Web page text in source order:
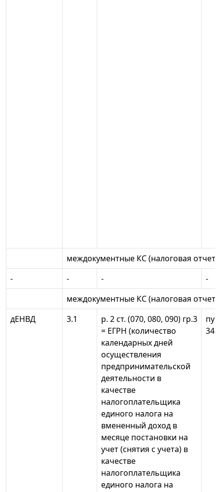
междокументные КС (налоговая
-
- -
-
междокументные КС (налоговая
дЕНВД
3.1
р. 2 ст. (070, 080, 090) гр.3
= ЕГРН (количество
календарных дней
осуществления
предпринимательской
деятельности в
качестве
налогоплательщика
единого налога на
вмененный доход в
месяце постановки на
учет (снятия с учета) в
качестве
налогоплательщика
единого налога на